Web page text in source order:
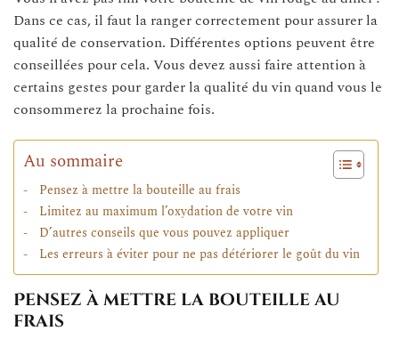
Dans ce cas, il faut la ranger correctement pour assurer la
qualité de conservation. Différentes options peuvent être
conseillées pour cela. Vous devez aussi faire attention à
certains gestes pour garder la qualité du vin quand vous le
consommerez la prochaine fois.
Au sommaire
Pensez à mettre la bouteille au frais
Limitez au maximum l’oxydation de votre vin
D’autres conseils que vous pouvez appliquer
Les erreurs à éviter pour ne pas détériorer le goût du vin
Pensez à mettre la bouteille au
frais